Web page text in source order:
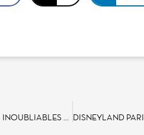
UN NOUVEAU KIOSQUE SUR MAIN STREET, U.S.A.® POUR CRÉER DES SOUVENIRS INOUBLIABLES AVEC LES PERSONNAGES DISNEY DISNEYLAND